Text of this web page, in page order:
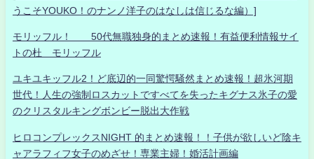
うこそYOUKO！のナンノ洋子のはなしは信じるな編）]
モリッフル！ 50代無職独身的まとめ速報！有益便利情報サイ
トの杜 モリッフル
ユキユキッフル2！ど底辺的一同驚愕騒然まとめ速報！超氷河期
世代！人生の強制ロスカットですべてを失ったキグナス氷子の愛
のクリスタルキングボンビー脱出大作戦
ヒロコンプレックスNIGHT 的まとめ速報！！子供が欲しいど陰キ
ャアラフィフ女子のめざせ！専業主婦！婚活計画編